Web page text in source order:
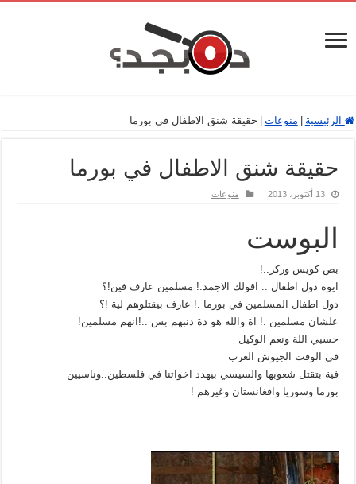
الرئيسية منوعات حقيقة شنق الاطفال في بورما
حقيقة شنق الاطفال في بورما
13 أكتوبر، 2013 منوعات
البوست
بص كويس وركز..!
ايوة دول اطفال .. اقولك الاجمد.! مسلمين عارف فين!؟
دول اطفال المسلمين في بورما .! عارف بيقتلوهم لية !؟
علشان مسلمين .! اة والله هو دة ذنبهم بس ..!انهم مسلمين!
حسبي اللة ونعم الوكيل
في الوقت الجيوش العرب
فية بتقتل شعوبها والسيسي بيهدد اخواتنا في فلسطين..وناسيين
بورما وسوريا وافغانستان وغيرهم !